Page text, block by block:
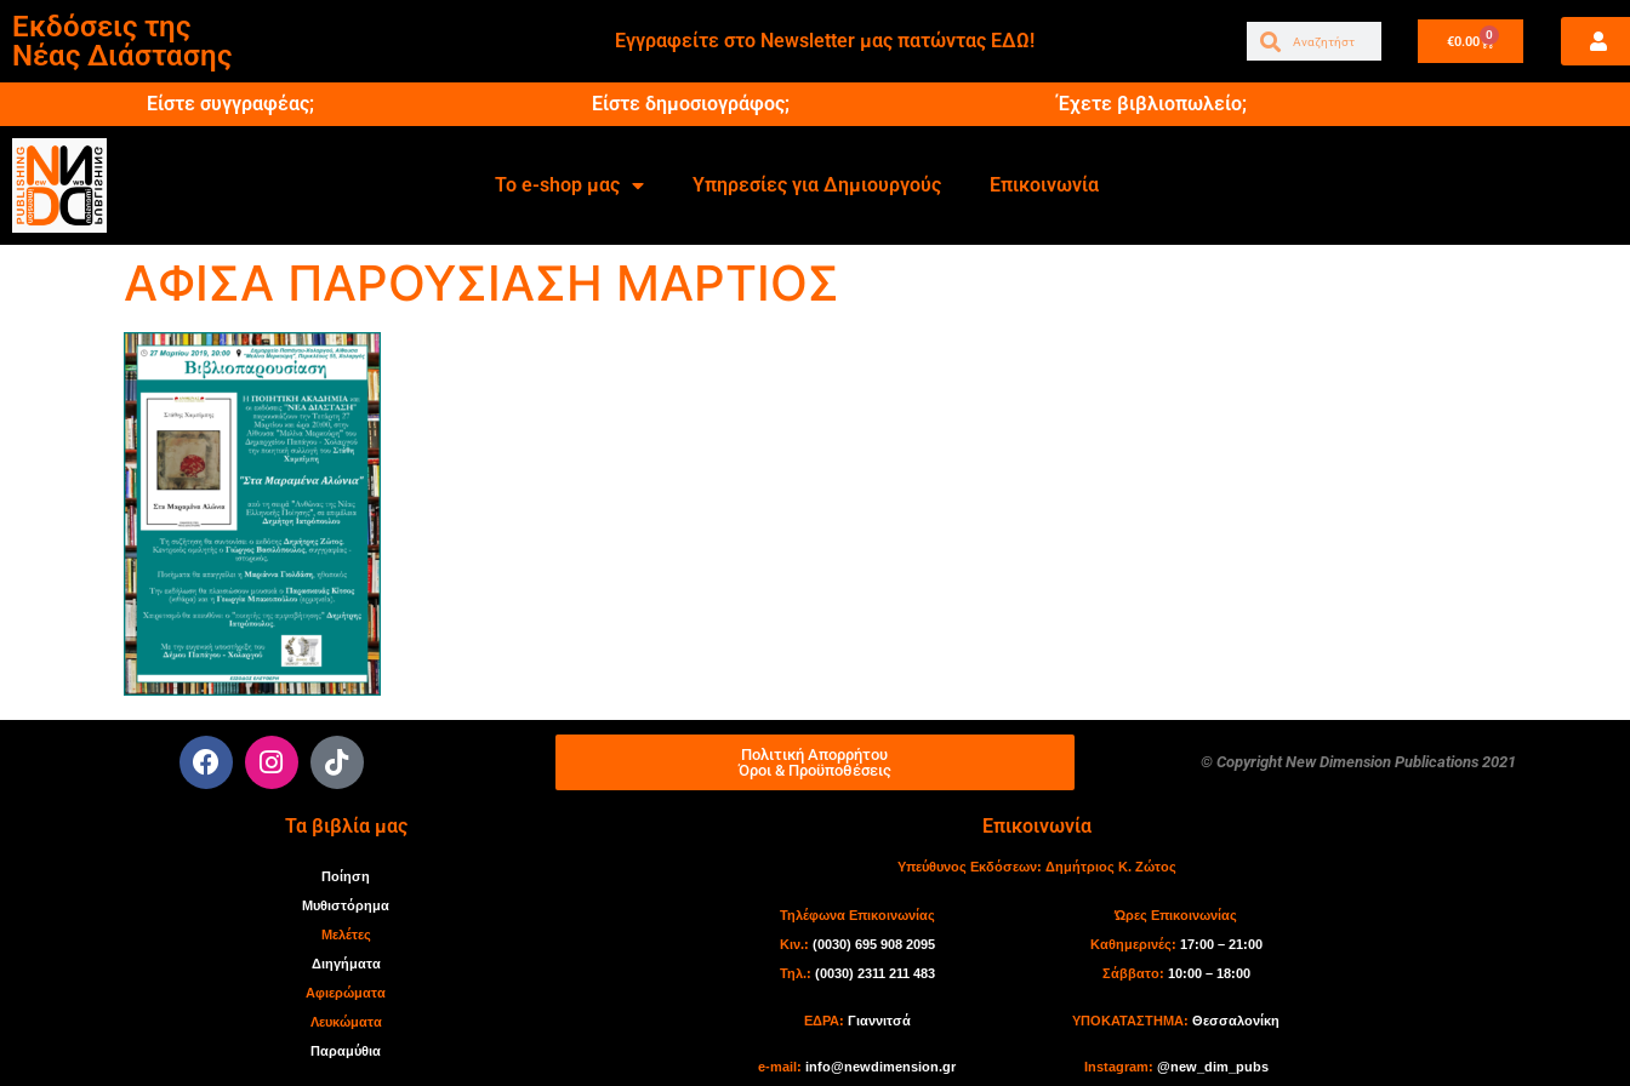
Εκδόσεις της
Νέας Διάστασης
Εγγραφείτε στο Newsletter μας πατώντας ΕΔΩ! €0.00 0
Είστε συγγραφέας; Είστε δημοσιογράφος; Έχετε βιβλιοπωλείο;
Το e-shop μας Υπηρεσίες για Δημιουργούς Επικοινωνία
ΑΦΙΣΑ ΠΑΡΟΥΣΙΑΣΗ ΜΑΡΤΙΟΣ
Πολιτική Απορρήτου
Όροι & Προϋποθέσεις
© Copyright New Dimension Publications 2021
Τα βιβλία μας
Ποίηση
Μυθιστόρημα
Μελέτες
Διηγήματα
Αφιερώματα
Λευκώματα
Παραμύθια
Επικοινωνία
Υπεύθυνος Εκδόσεων: Δημήτριος Κ. Ζώτος
Τηλέφωνα Επικοινωνίας
Κιν.: (0030) 695 908 2095
Τηλ.: (0030) 2311 211 483
ΕΔΡΑ: Γιαννιτσά
e-mail: info@newdimension.gr
Ώρες Επικοινωνίας
Καθημερινές: 17:00 – 21:00
Σάββατο: 10:00 – 18:00
ΥΠΟΚΑΤΑΣΤΗΜΑ:Θεσσαλονίκη
nstagram: @new_dim_pubs